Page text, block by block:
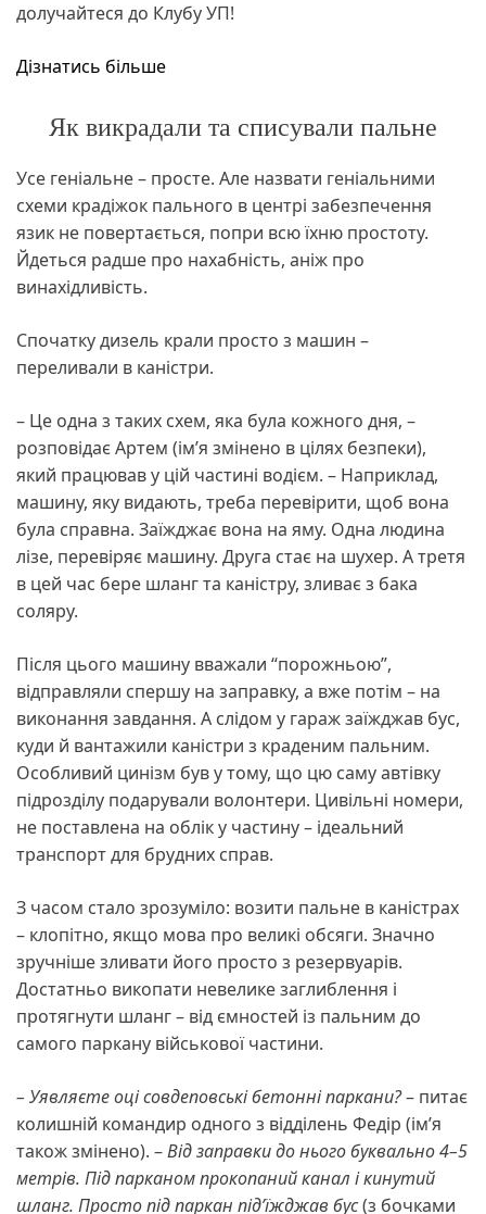
долучайтеся до Клубу УП!
Дізнатись більше
Як викрадали та списували пальне
Усе геніальне – просте. Але назвати геніальними
схеми крадіжок пального в центрі забезпечення
язик не повертається, попри всю їхню простоту.
Йдеться радше про нахабність, аніж про
винахідливість.
Спочатку дизель крали просто з машин –
переливали в каністри.
– Це одна з таких схем, яка була кожного дня, –
розповідає Артем (ім’я змінено в цілях безпеки),
який працював у цій частині водієм. – Наприклад,
машину, яку видають, треба перевірити, щоб вона
була справна. Заїжджає вона на яму. Одна людина
лізе, перевіряє машину. Друга стає на шухер. А третя
в цей час бере шланг та каністру, зливає з бака
соляру.
Після цього машину вважали “порожньою”,
відправляли спершу на заправку, а вже потім – на
виконання завдання. А слідом у гараж заїжджав бус,
куди й вантажили каністри з краденим пальним.
Особливий цинізм був у тому, що цю саму автівку
підрозділу подарували волонтери. Цивільні номери,
не поставлена на облік у частину – ідеальний
транспорт для брудних справ.
З часом стало зрозуміло: возити пальне в каністрах
– клопітно, якщо мова про великі обсяги. Значно
зручніше зливати його просто з резервуарів.
Достатньо викопати невелике заглиблення і
протягнути шланг – від ємностей із пальним до
самого паркану військової частини.
– Уявляєте оці совдеповські бетонні паркани?– питає
колишній командир одного з відділень Федір (ім’я
також змінено). –Від заправки до нього буквально 4–5
метрів. Під парканом прокопаний канал і кинутий
шланг. Просто під паркан під’їжджав бус(з бочками